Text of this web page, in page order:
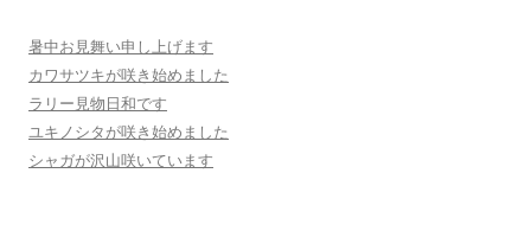
暑中お見舞い申し上げます
カワサツキが咲き始めました
ラリー見物日和です
ユキノシタが咲き始めました
シャガが沢山咲いています